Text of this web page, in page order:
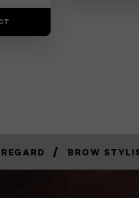
CARD
CARD
REGARD / BROW